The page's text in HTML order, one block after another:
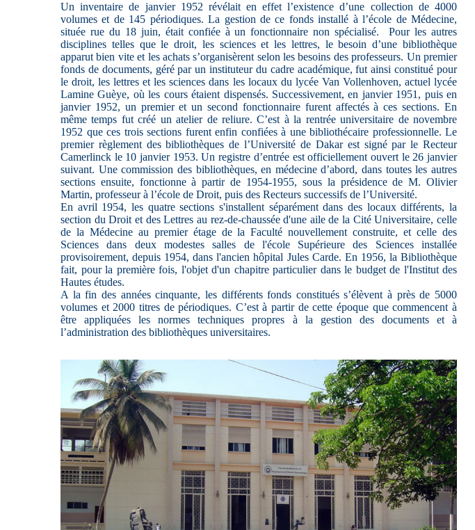
Un inventaire de janvier 1952 révélait en effet l’existence d’une collection de 4000
volumes et de 145 périodiques. La gestion de ce fonds installé à l’école de Médecine,
située rue du 18 juin, était confiée à un fonctionnaire non spécialisé. Pour les autres
disciplines telles que le droit, les sciences et les lettres, le besoin d’une bibliothèque
apparut bien vite et les achats s’organisèrent selon les besoins des professeurs. Un premier
fonds de documents, géré par un instituteur du cadre académique, fut ainsi constitué pour
le droit, les lettres et les sciences dans les locaux du lycée Van Vollenhoven, actuel lycée
Lamine Guèye, où les cours étaient dispensés. Successivement, en janvier 1951, puis en
janvier 1952, un premier et un second fonctionnaire furent affectés à ces sections. En
même temps fut créé un atelier de reliure. C’est à la rentrée universitaire de novembre
1952 que ces trois sections furent enfin confiées à une bibliothécaire professionnelle. Le
premier règlement des bibliothèques de l’Université de Dakar est signé par le Recteur
Camerlinck le 10 janvier 1953. Un registre d’entrée est officiellement ouvert le 26 janvier
suivant. Une commission des bibliothèques, en médecine d’abord, dans toutes les autres
sections ensuite, fonctionne à partir de 1954-1955, sous la présidence de M. Olivier
Martin, professeur à l’école de Droit, puis des Recteurs successifs de l’Université.
En avril 1954, les quatre sections s'installent séparément dans des locaux différents, la
section du Droit et des Lettres au rez-de-chaussée d'une aile de la Cité Universitaire, celle
de la Médecine au premier étage de la Faculté nouvellement construite, et celle des
Sciences dans deux modestes salles de l'école Supérieure des Sciences installée
provisoirement, depuis 1954, dans l'ancien hôpital Jules Carde. En 1956, la Bibliothèque
fait, pour la première fois, l'objet d'un chapitre particulier dans le budget de l'Institut des
Hautes études.
A la fin des années cinquante, les différents fonds constitués s’élèvent à près de 5000
volumes et 2000 titres de périodiques. C’est à partir de cette époque que commencent à
être appliquées les normes techniques propres à la gestion des documents et à
l’administration des bibliothèques universitaires.